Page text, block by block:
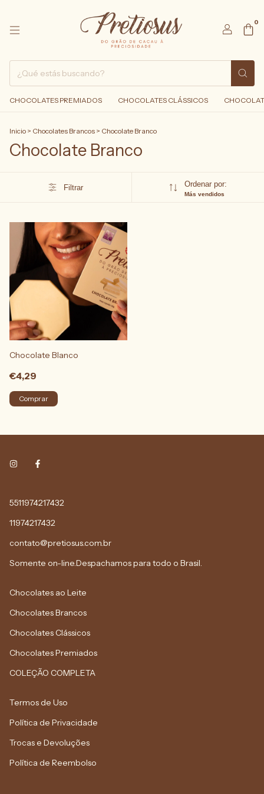
0
CHOCOLATES PREMIADOS CHOCOLATES CLÁSSICOS
Inicio > Chocolates Brancos > Chocolate Branco
Chocolate Branco
Filtrar Ordenar por:
Más vendidos
Chocolate Blanco
€4,29
5511974217432
11974217432
contato@pretiosus.com.br
Somente on-line.Despachamos para todo o Brasil.
Chocolates ao Leite
Chocolates Brancos
Chocolates Clássicos
Chocolates Premiados
COLEÇÃO COMPLETA
Termos de Uso
Política de Privacidade
Trocas e Devoluções
Política de Reembolso